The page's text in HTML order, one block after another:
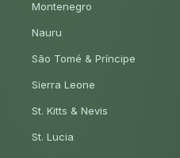
Montenegro
Nauru
São Tomé & Príncipe
Sierra Leone
St. Kitts & Nevis
St. Lucia